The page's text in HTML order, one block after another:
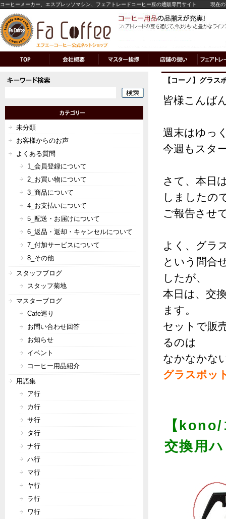
コーヒーメーカー、エスプレッソマシン、フェアトレードコーヒー豆の通販専門サイト 現在
【コーノ】グラス
皆様こんば
週末はゆっ
今週もスタ
さて、本日
しましたの
ご報告させ
よく、グラ
という問合
したが、
本日は、交
ます。
セットで販
るのは
なかなかな
グラスポッ
【
交換用
未分類
お客様からのお声
よくある質問
1_会員登録について
2_お買い物について
3_商品について
4_お支払いについて
5_配送・お届けについて
6_返品・返却・キャンセルについて
7_付加サービスについて
8_その他
スタッフブログ
スタッフ菊地
マスターブログ
Cafe巡り
お問い合わせ回答
お知らせ
イベント
コーヒー用品紹介
用語集
ア行
カ行
サ行
タ行
ナ行
ハ行
マ行
ヤ行
ラ行
ワ行